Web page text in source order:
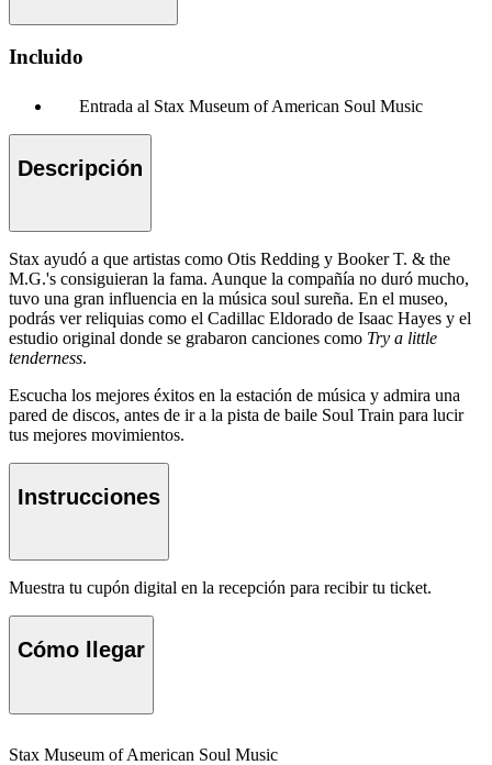
Incluido
Entrada al Stax Museum of American Soul Music
Descripción
Stax ayudó a que artistas como Otis Redding y Booker T. & the
M.G.'s consiguieran la fama. Aunque la compañía no duró mucho,
tuvo una gran influencia en la música soul sureña. En el museo,
podrás ver reliquias como el Cadillac Eldorado de Isaac Hayes y el
estudio original donde se grabaron canciones como Try a little
tenderness.
Escucha los mejores éxitos en la estación de música y admira una
pared de discos, antes de ir a la pista de baile Soul Train para lucir
tus mejores movimientos.
Instrucciones
Muestra tu cupón digital en la recepción para recibir tu ticket.
Cómo llegar
Stax Museum of American Soul Music